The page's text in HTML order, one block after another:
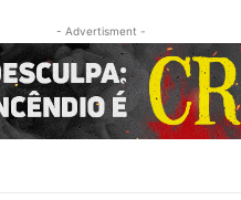
- Advertisment -